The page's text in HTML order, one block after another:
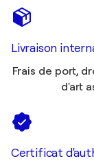
Livraison
Frais de port,
d'art
Certificat